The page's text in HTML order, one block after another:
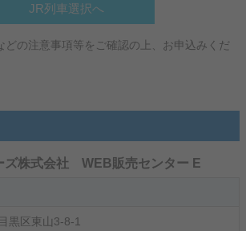
JR列車選択へ
どの注意事項等をご確認の上、お申込みくだ
ズ株式会社 WEB販売センター E
黒区東山3-8-1